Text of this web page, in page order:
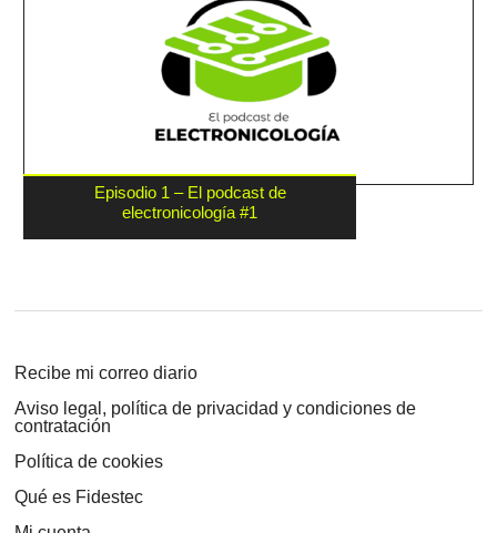
Episodio 1 – El podcast de
electronicología #1
Recibe mi correo diario
Aviso legal, política de privacidad y condiciones de
contratación
Política de cookies
Qué es Fidestec